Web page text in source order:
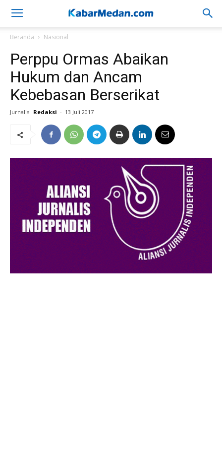
Beranda Nasional
Perppu Ormas Abaikan
Hukum dan Ancam
Kebebasan Berserikat
Jurnalis: Redaksi - 13 Juli 2017